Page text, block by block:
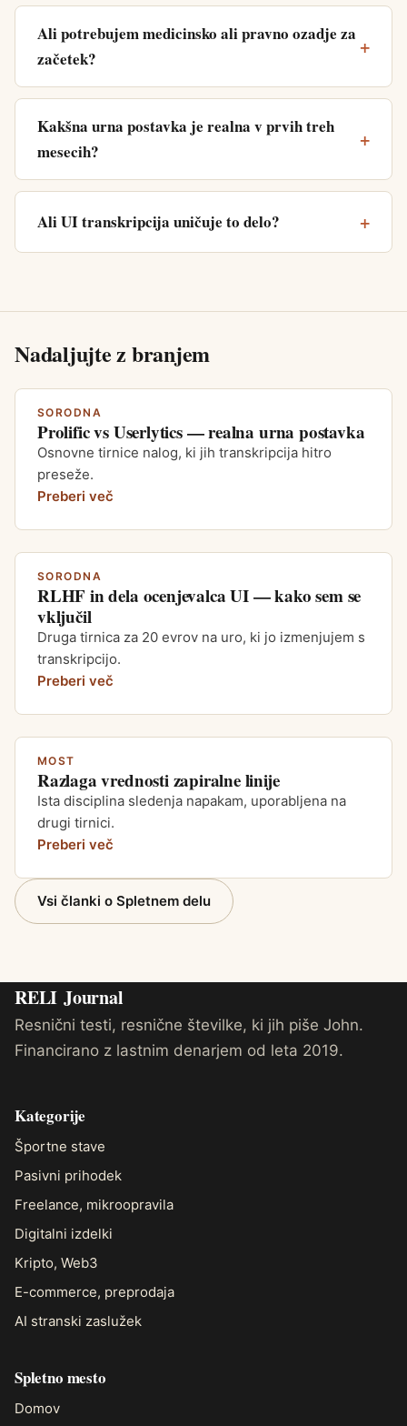
Ali potrebujem medicinsko ali pravno ozadje za
začetek?
Kakšna urna postavka je realna v prvih treh
mesecih?
Ali UI transkripcija uničuje to delo?
Nadaljujte z branjem
SORODNA
Prolific vs Userlytics — realna urna postavka
Osnovne tirnice nalog, ki jih transkripcija hitro
preseže.
Preberi več
SORODNA
RLHF in dela ocenjevalca UI — kako sem se
vključil
Druga tirnica za 20 evrov na uro, ki jo izmenjujem s
transkripcijo.
Preberi več
MOST
Razlaga vrednosti zapiralne linije
Ista disciplina sledenja napakam, uporabljena na
drugi tirnici.
Preberi več
Vsi članki o Spletnem delu
RELI Journal
Resnični testi, resnične številke, ki jih piše John.
Financirano z lastnim denarjem od leta 2019.
Kategorije
Športne stave
Pasivni prihodek
Freelance, mikroopravila
Digitalni izdelki
Kripto, Web3
E-commerce, preprodaja
AI stranski zaslužek
Spletno mesto
Domov